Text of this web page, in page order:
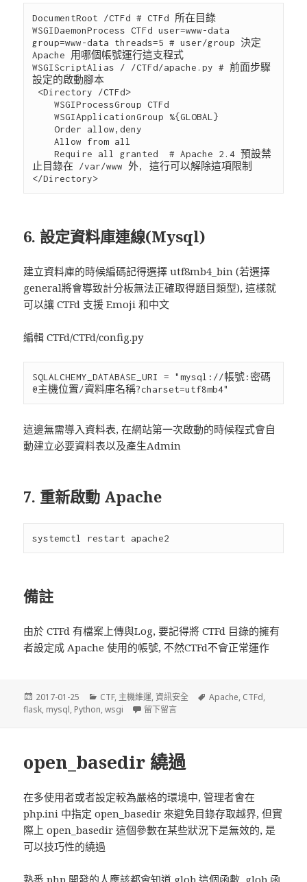
DocumentRoot /CTFd # CTFd 所在目錄
WSGIDaemonProcess CTFd user=www-data
group=www-data threads=5 # user/group 決定
Apache 用哪個帳號運行這支程式
WSGIScriptAlias / /CTFd/apache.py # 前面步驟
設定的啟動腳本
    WSGIProcessGroup CTFd
    WSGIApplicationGroup %{GLOBAL}
    Order allow,deny
    Allow from all
    Require all granted  # Apache 2.4 預設禁
止目錄在 /var/www 外, 這行可以解除這項限制
6. 設定資料庫連線(Mysql)
建立資料庫的時候編碼記得選擇 utf8mb4_bin (若選擇
general將會導致計分板無法正確取得題目類型), 這樣就
可以讓 CTFd 支援 Emoji 和中文
編輯 CTFd/CTFd/config.py
SQLALCHEMY_DATABASE_URI = "mysql://帳號:密碼
這邊無需導入資料表, 在網站第一次啟動的時候程式會自
動建立必要資料表以及產生Admin
7. 重新啟動 Apache
備註
由於 CTFd 有檔案上傳與Log, 要記得將 CTFd 目錄的擁有
者設定成 Apache 使用的帳號, 不然CTFd不會正常運作
發
佈
2017-01-25
分
類
CTF, 主機維運,資訊安全
標
Apache, CTFd,
flask, mysql, Python,wsgi 留下留言
open_basedir 繞過
在多使用者或者設定較為嚴格的環境中, 管理者會在
php.ini 中指定 open_basedir 來避免目錄存取越界, 但實
際上 open_basedir 這個參數在某些狀況下是無效的, 是
可以技巧性的繞過
熟悉 php 開發的人應該都會知道 glob 這個函數, glob 函